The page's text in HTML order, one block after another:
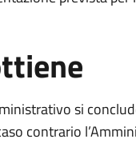
si
contrario